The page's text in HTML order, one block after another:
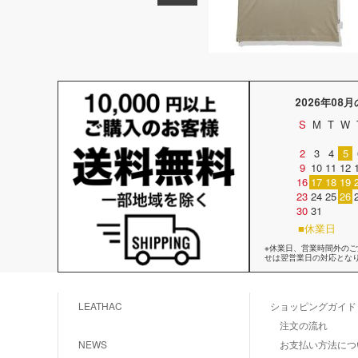
2026年08月
S M T W
2
3 4 5
9 10 11 12
16 17 18 19
23 24 25 26
30 31
■休業日
※休業日、営業時間外の
せは翌営業日の対応とな
LEATHAC
NEWS
ショッピングガイド
注文の流れ
お支払い方法に